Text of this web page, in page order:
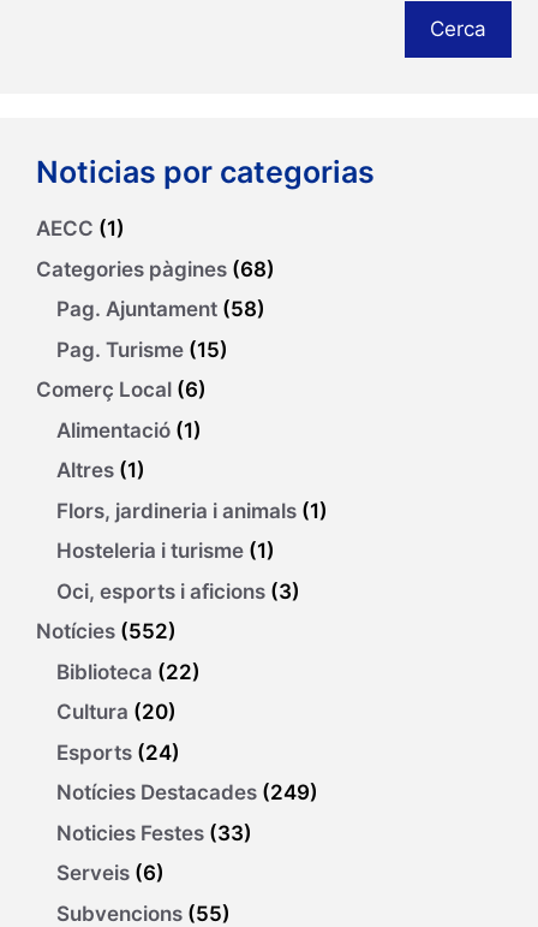
Cerca
Noticias por categorias
AECC (1)
Categories pàgines (68)
Pag. Ajuntament (58)
Pag. Turisme (15)
Comerç Local (6)
Alimentació (1)
Altres (1)
Flors, jardineria i animals (1)
Hosteleria i turisme (1)
Oci, esports i aficions (3)
Notícies (552)
Biblioteca (22)
Cultura (20)
Esports (24)
Notícies Destacades (249)
Noticies Festes (33)
Serveis (6)
Subvencions (55)